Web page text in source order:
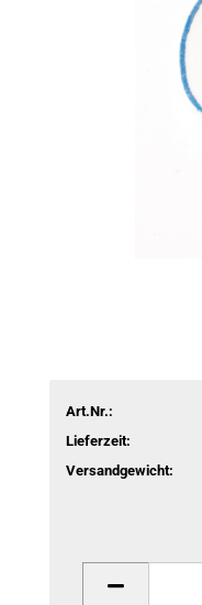
Art.Nr.:
Lieferzeit:
Versandgewicht: